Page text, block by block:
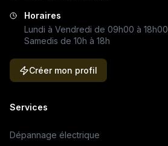
Horaires
Lundi à Vendredi de 09h00 à 18h00
Samedis de 10h à 18h
Créer mon profil
Services
Dépannage électrique